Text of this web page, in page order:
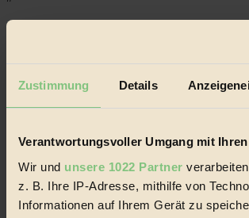
Zustimmung Details
Verantwortungsvoller Umgang mit
Wir und unsere 1022 Partner
z. B. Ihre IP-Adresse, mithilfe von
Informationen auf Ihrem Gerät zu
Regional
Garten